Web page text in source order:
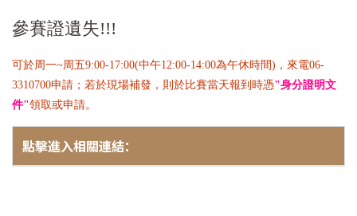
參賽證遺失!!!
可於周一~周五9:00-17:00(中午12:00-14:00為午休時間)，來電06-
3310700申請；若於現場補發，則於比賽當天報到時憑"身分證明文
件"領取或申請。
點擊進入相關連結：